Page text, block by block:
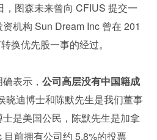
，图森未来曾向 CFIUS 提交一
机构 Sun Dream Inc 曾在 201
换优先股一事的经过。
表示， 公司高层没有中国籍成
晓迪博士和陈默先生是我们董事
是美国公民，陈默先生是加拿
前拥有公司约 5.8%的投票